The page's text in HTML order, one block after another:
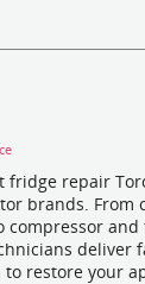
fridge repair
brands. From
compressor
deliver
restore your